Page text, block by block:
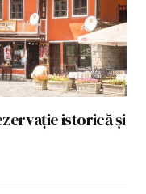
istorică și